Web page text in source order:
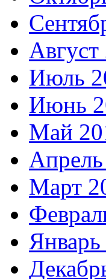
Август
Июль
Июнь
Май
Март